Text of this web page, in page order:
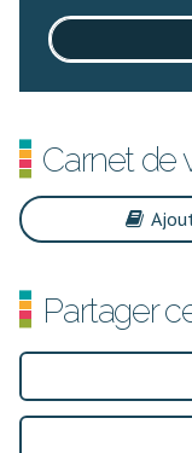
Carnet de
Partager